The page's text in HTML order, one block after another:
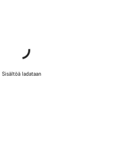
Sisältöä ladataan